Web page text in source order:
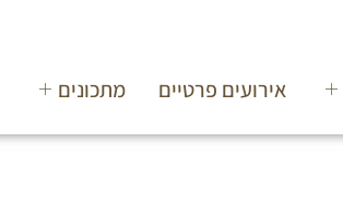
אירועים פרטיים מתכונים